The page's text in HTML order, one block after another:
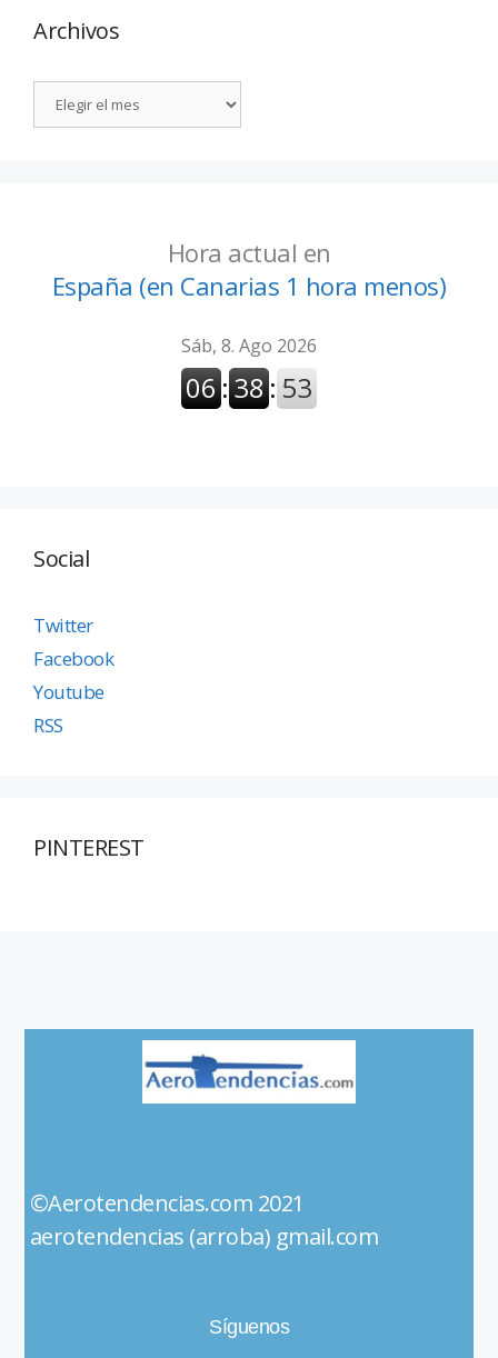
Archivos
Hora actual en
España (en Canarias 1 hora menos)
Social
Twitter
Facebook
Youtube
RSS
PINTEREST
©Aerotendencias.com 2021
aerotendencias (arroba) gmail.com
Síguenos